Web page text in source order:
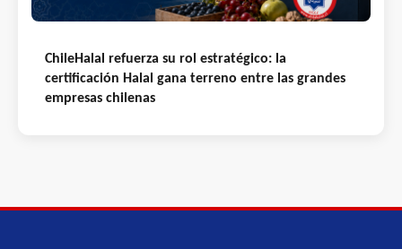
ChileHalal refuerza su rol estratégico: la
certificación Halal gana terreno entre las grandes
empresas chilenas